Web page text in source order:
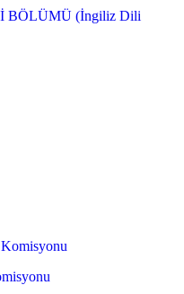
BÖLÜMÜ (İngiliz Dili